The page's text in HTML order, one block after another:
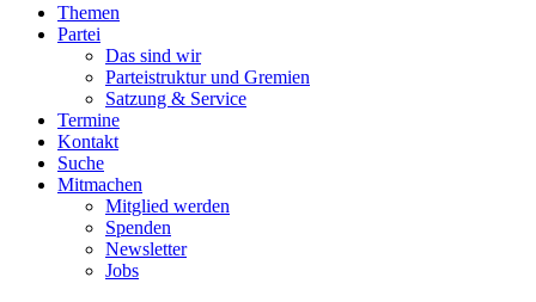
Themen
Partei
Das sind wir
Parteistruktur und Gremien
Satzung & Service
Termine
Kontakt
Suche
Mitmachen
Mitglied werden
Spenden
Newsletter
Jobs